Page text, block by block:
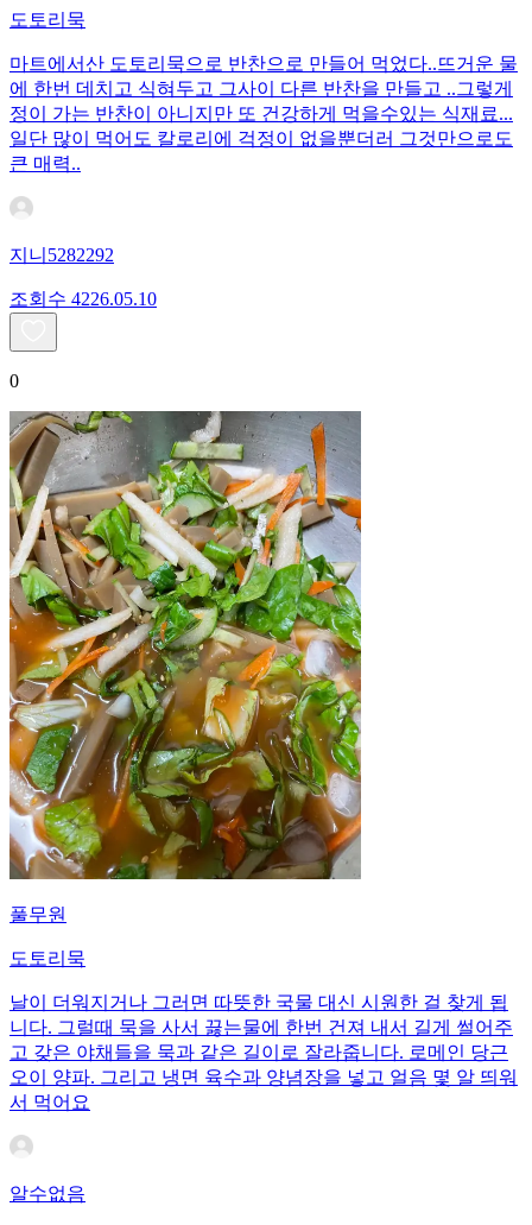
도토리묵
마트에서산 도토리묵으로 반찬으로 만들어 먹었다..뜨거운 물
에 한번 데치고 식혀두고 그사이 다른 반찬을 만들고 ..그렇게
정이 가는 반찬이 아니지만 또 건강하게 먹을수있는 식재료...
일단 많이 먹어도 칼로리에 걱정이 없을뿐더러 그것만으로도
큰 매력..
지니5282292
조회수 4226.05.10
0
풀무원
도토리묵
날이 더워지거나 그러면 따뜻한 국물 대신 시원한 걸 찾게 됩
니다. 그럴때 묵을 사서 끓는물에 한번 건져 내서 길게 썰어주
고 갖은 야채들을 묵과 같은 길이로 잘라줍니다. 로메인 당근
오이 양파. 그리고 냉면 육수과 양념장을 넣고 얼음 몇 알 띄워
서 먹어요
알수없음